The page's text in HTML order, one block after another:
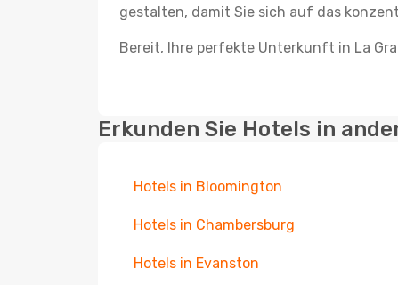
gestalten, damit Sie sich auf das
Bereit, Ihre perfekte Unterkunft in La
Erkunden Sie Hotels in
Hotels in Bloomington
Hotels in Chambersburg
Hotels in Evanston